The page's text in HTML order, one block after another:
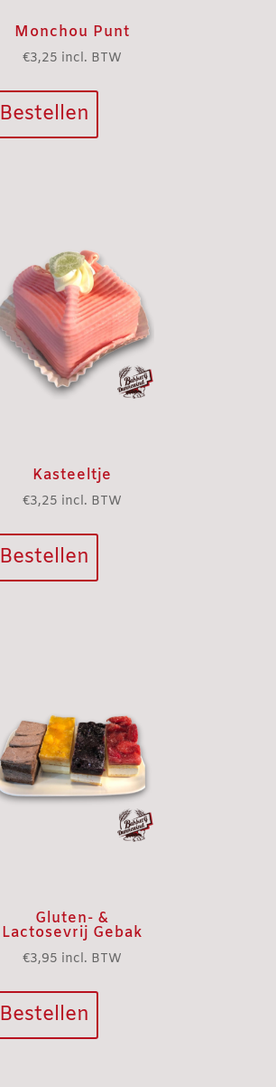
Monchou Punt
€3,25 incl. BTW
Bestellen
Kasteeltje
€3,25 incl. BTW
Bestellen
Gluten- &
Lactosevrij Gebak
€3,95 incl. BTW
Bestellen